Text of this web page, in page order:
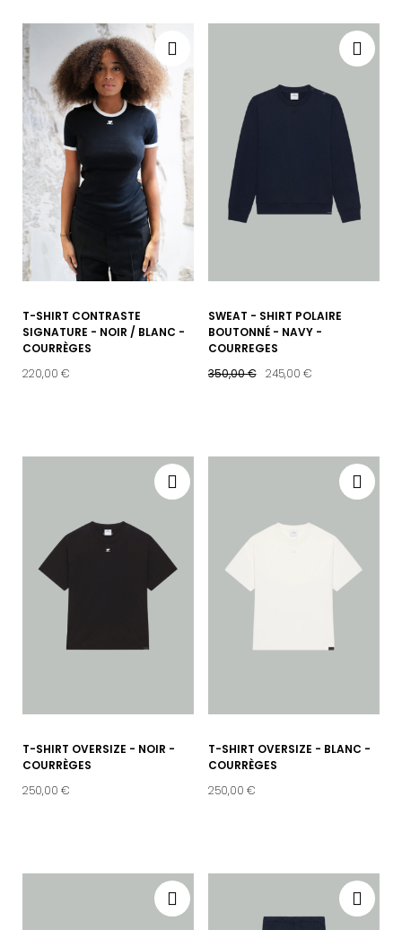
T-SHIRT CONTRASTE
SIGNATURE - NOIR / BLANC -
COURRÈGES
220,00 €
SWEAT - SHIRT POLAIRE
BOUTONNÉ - NAVY -
COURREGES
350,00 €
245,00 €
T-SHIRT OVERSIZE - NOIR -
COURRÈGES
250,00 €
T-SHIRT OVERSIZE - BLANC -
COURRÈGES
250,00 €